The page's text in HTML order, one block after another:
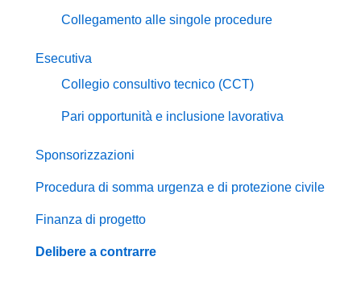
Collegamento alle singole procedure
Esecutiva
Collegio consultivo tecnico (CCT)
Pari opportunità e inclusione lavorativa
Sponsorizzazioni
Procedura di somma urgenza e di protezione civile
Finanza di progetto
Delibere a contrarre